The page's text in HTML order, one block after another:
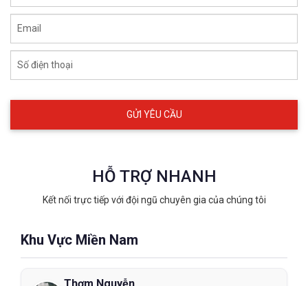
Email
Số điện thoại
HỖ TRỢ NHANH
Kết nối trực tiếp với đội ngũ chuyên gia của chúng tôi
Khu Vực Miền Nam
Thơm Nguyễn